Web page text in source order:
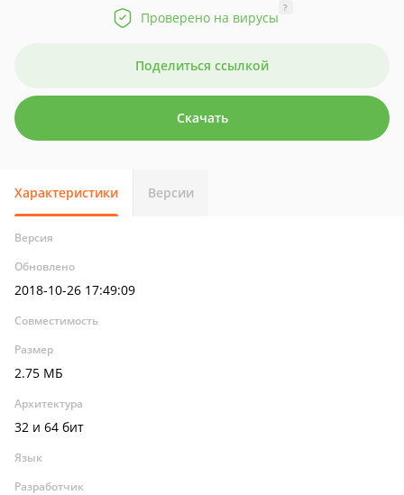
Проверено на вирусы
?
Поделиться ссылкой
Скачать
Характеристики Версии
Версия
Обновлено
2018-10-26 17:49:09
Совместимость
Размер
2.75 МБ
Архитектура
32 и 64 бит
Язык
Разработчик